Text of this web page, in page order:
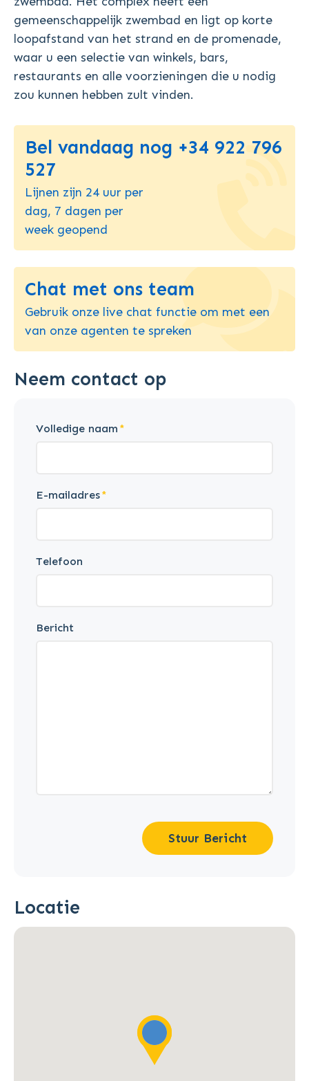
gemeenschappelijk zwembad en ligt op korte
loopafstand van het strand en de promenade,
waar u een selectie van winkels, bars,
restaurants en alle voorzieningen die u nodig
zou kunnen hebben zult vinden.
Bel vandaag nog +34 922 796
527
Lijnen zijn 24 uur per
dag, 7 dagen per
week geopend
Chat met ons team
Gebruik onze live chat functie om met een
van onze agenten te spreken
Neem contact op
Volledige naam
E-mailadres
Telefoon
Bericht
Stuur Bericht
Locatie